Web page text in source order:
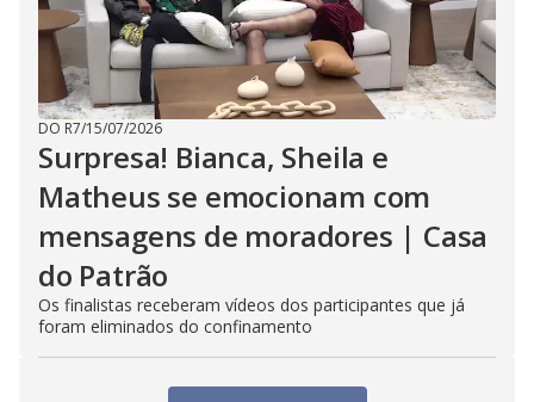
DO R7/15/07/2026
Surpresa! Bianca, Sheila e
Matheus se emocionam com
mensagens de moradores | Casa
do Patrão
Os finalistas receberam vídeos dos participantes que já
foram eliminados do confinamento